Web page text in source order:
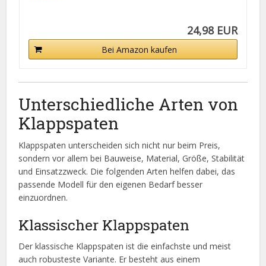
24,98 EUR
Bei Amazon kaufen
Unterschiedliche Arten von
Klappspaten
Klappspaten unterscheiden sich nicht nur beim Preis,
sondern vor allem bei Bauweise, Material, Größe, Stabilität
und Einsatzzweck. Die folgenden Arten helfen dabei, das
passende Modell für den eigenen Bedarf besser
einzuordnen.
Klassischer Klappspaten
Der klassische Klappspaten ist die einfachste und meist
auch robusteste Variante. Er besteht aus einem